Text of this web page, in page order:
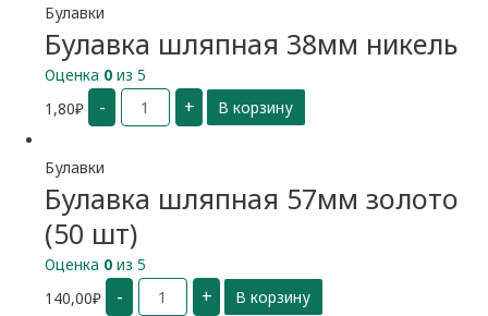
Булавки
Булавка шляпная 38мм никель
Оценка 0 из 5
1,80₽ -
Количество
Булавка
шляпная
+ В корзину
Булавки
Булавка шляпная 57мм золото
(50 шт)
Оценка 0 из 5
140,00₽ -
Количество
Булавка + В корзину